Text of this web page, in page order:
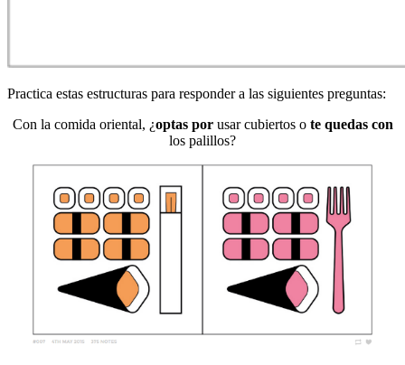
Practica estas estructuras para responder a las siguientes preguntas:
Con la comida oriental, ¿optas porusar cubiertos o te quedas con
los palillos?